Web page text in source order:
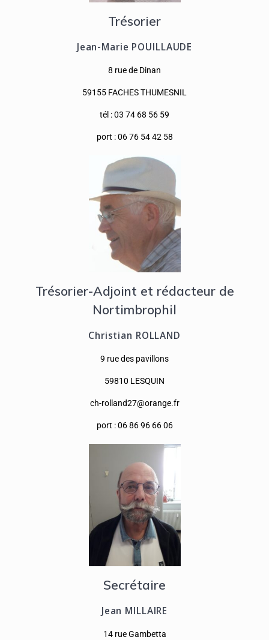
Trésorier
Jean-Marie POUILLAUDE
8 rue de Dinan
59155 FACHES THUMESNIL
tél : 03 74 68 56 59
port : 06 76 54 42 58
Trésorier-Adjoint et rédacteur de
Nortimbrophil
Christian ROLLAND
9 rue des pavillons
59810 LESQUIN
ch-rolland27@orange.fr
port : 06 86 96 66 06
Secrétaire
Jean MILLAIRE
14 rue Gambetta